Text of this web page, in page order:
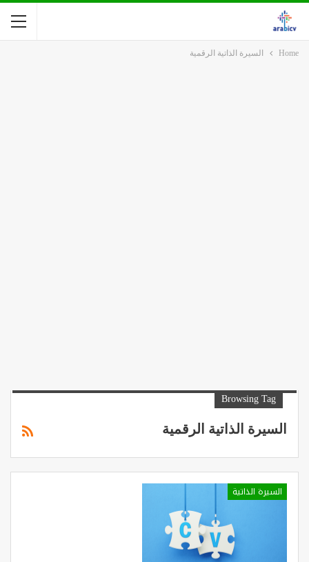
Home السيرة الذاتية الرقمية
Browsing Tag
السيرة الذاتية الرقمية
السيرة الذاتية